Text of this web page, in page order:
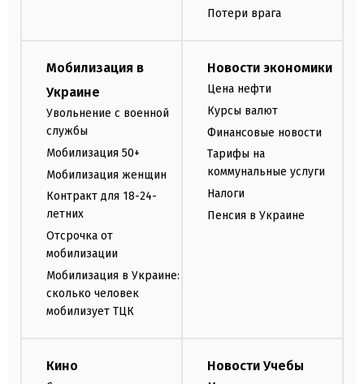
Потери врага
Мобилизация в
Украине
Увольнение с военной
службы
Мобилизация 50+
Мобилизация женщин
Контракт для 18-24-
летних
Отсрочка от
мобилизации
Мобилизация в Украине:
сколько человек
мобилизует ТЦК
Новости экономики
Цена нефти
Курсы валют
Финансовые новости
Тарифы на
коммунальные услуги
Налоги
Пенсия в Украине
Кино Новости Учебы